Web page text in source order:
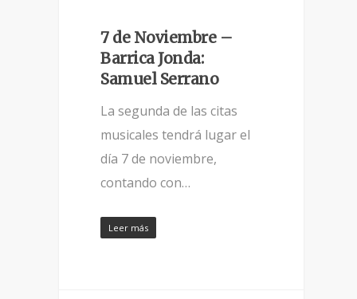
7 de Noviembre –
Barrica Jonda:
Samuel Serrano
La segunda de las citas
musicales tendrá lugar el
día 7 de noviembre,
contando con…
Leer más